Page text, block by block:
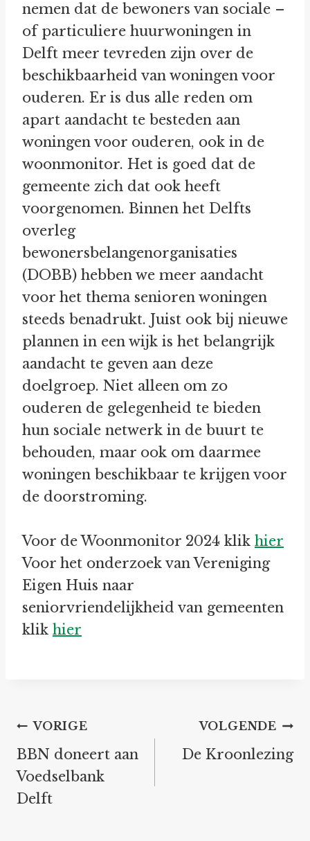
nemen dat de bewoners van sociale –
of particuliere huurwoningen in
Delft meer tevreden zijn over de
beschikbaarheid van woningen voor
ouderen. Er is dus alle reden om
apart aandacht te besteden aan
woningen voor ouderen, ook in de
woonmonitor. Het is goed dat de
gemeente zich dat ook heeft
voorgenomen. Binnen het Delfts
overleg
bewonersbelangenorganisaties
(DOBB) hebben we meer aandacht
voor het thema senioren woningen
steeds benadrukt. Juist ook bij nieuwe
plannen in een wijk is het belangrijk
aandacht te geven aan deze
doelgroep. Niet alleen om zo
ouderen de gelegenheid te bieden
hun sociale netwerk in de buurt te
behouden, maar ook om daarmee
woningen beschikbaar te krijgen voor
de doorstroming.
Voor de Woonmonitor 2024 klik hier
Voor het onderzoek van Vereniging
Eigen Huis naar
seniorvriendelijkheid van gemeenten
klik hier
Bericht
navigatie
VORIGE
BBN doneert aan
Voedselbank
Delft
VOLGENDE
De Kroonlezing